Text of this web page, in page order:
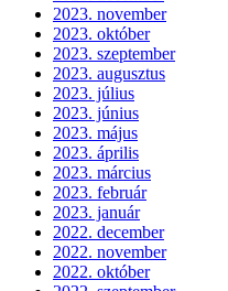
2023. november
2023. október
2023. szeptember
2023. augusztus
2023. július
2023. június
2023. május
2023. április
2023. március
2023. február
2023. január
2022. december
2022. november
2022. október